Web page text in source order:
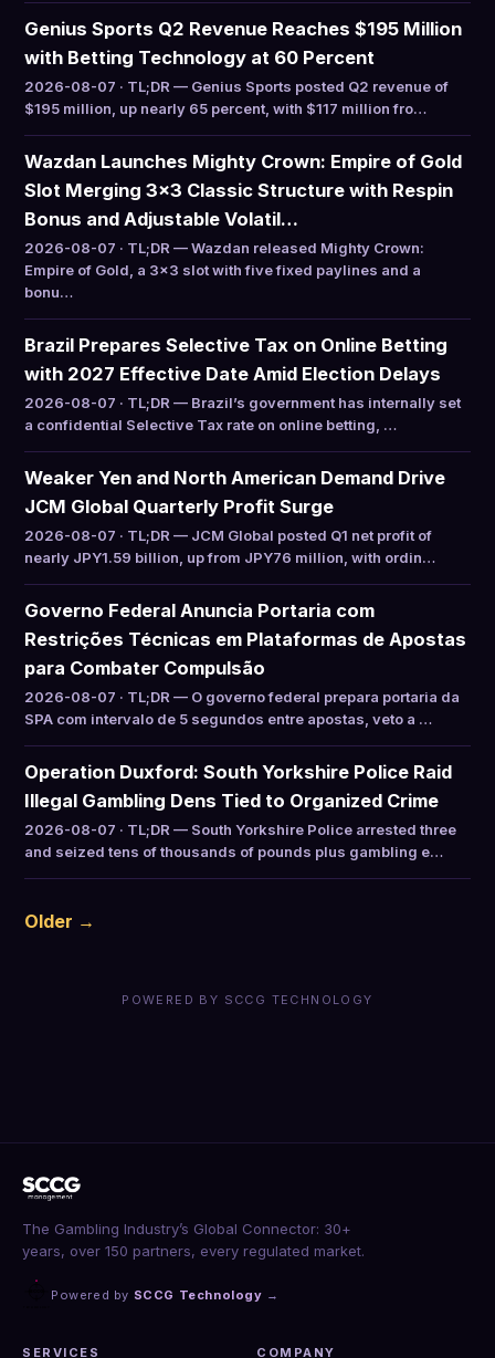
Genius Sports Q2 Revenue Reaches $195 Million
with Betting Technology at 60 Percent
2026-08-07 · TL;DR — Genius Sports posted Q2 revenue of
$195 million, up nearly 65 percent, with $117 million fro…
Wazdan Launches Mighty Crown: Empire of Gold
Slot Merging 3×3 Classic Structure with Respin
Bonus and Adjustable Volatil…
2026-08-07 · TL;DR — Wazdan released Mighty Crown:
Empire of Gold, a 3×3 slot with five fixed paylines and a
bonu…
Brazil Prepares Selective Tax on Online Betting
with 2027 Effective Date Amid Election Delays
2026-08-07 · TL;DR — Brazil’s government has internally set
a confidential Selective Tax rate on online betting, …
Weaker Yen and North American Demand Drive
JCM Global Quarterly Profit Surge
2026-08-07 · TL;DR — JCM Global posted Q1 net profit of
nearly JPY1.59 billion, up from JPY76 million, with ordin…
Governo Federal Anuncia Portaria com
Restrições Técnicas em Plataformas de Apostas
para Combater Compulsão
2026-08-07 · TL;DR — O governo federal prepara portaria da
SPA com intervalo de 5 segundos entre apostas, veto a …
Operation Duxford: South Yorkshire Police Raid
Illegal Gambling Dens Tied to Organized Crime
2026-08-07 · TL;DR — South Yorkshire Police arrested three
and seized tens of thousands of pounds plus gambling e…
Older →
POWERED BY SCCG TECHNOLOGY
The Gambling Industry’s Global Connector: 30+
years, over 150 partners, every regulated market.
Powered by SCCG Technology →
SERVICES COMPANY